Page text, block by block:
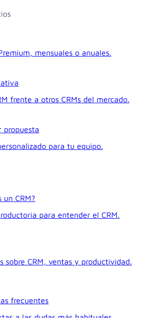
mensuales o anuales.
frente a otros CRMs del mercado.
propuesta
para tu equipo.
un CRM?
para entender el CRM.
sobre CRM, ventas y productividad.
frecuentes